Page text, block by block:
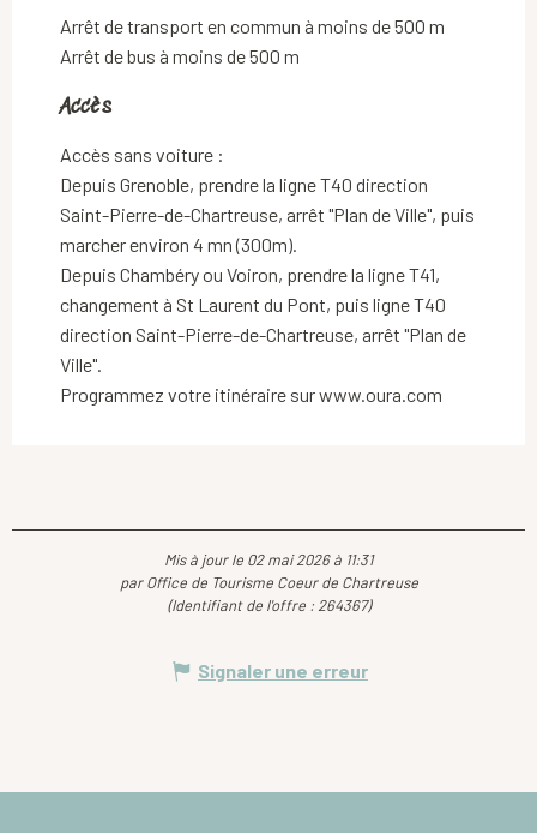
Arrêt de transport en commun à moins de 500 m
Arrêt de bus à moins de 500 m
Accès
Accès
Accès sans voiture :
Depuis Grenoble, prendre la ligne T40 direction
Saint-Pierre-de-Chartreuse, arrêt "Plan de Ville", puis
marcher environ 4 mn (300m).
Depuis Chambéry ou Voiron, prendre la ligne T41,
changement à St Laurent du Pont, puis ligne T40
direction Saint-Pierre-de-Chartreuse, arrêt "Plan de
Ville".
Programmez votre itinéraire sur www.oura.com
Mis à jour le 02 mai 2026 à 11:31
par Office de Tourisme Coeur de Chartreuse
(Identifiant de l'offre : 264367)
Signaler une erreur